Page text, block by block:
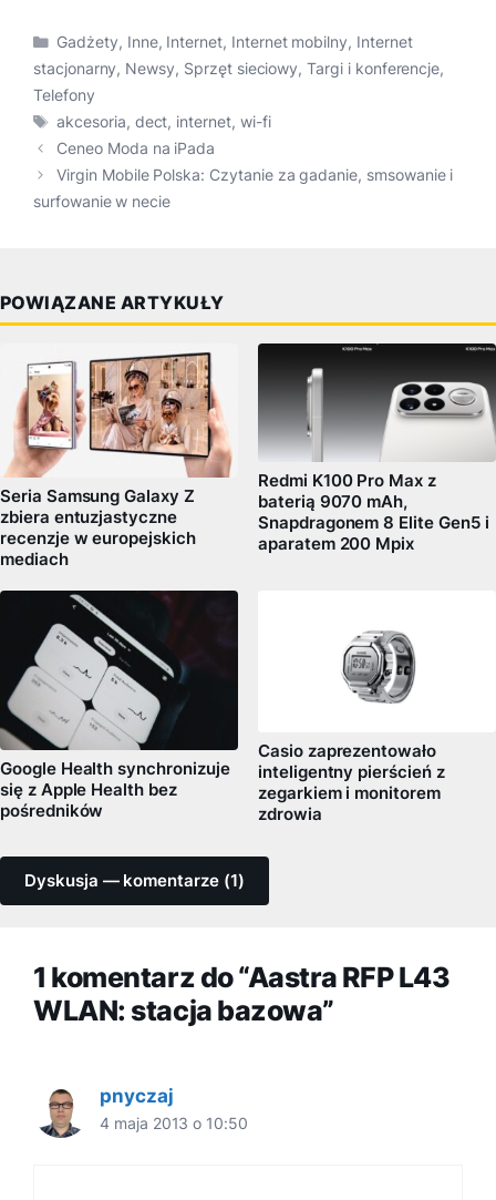
Kategorie
Gadżety, Inne, Internet, Internet mobilny, Internet
stacjonarny, Newsy, Sprzęt sieciowy,Targi i konferencje,
Telefony
Tagi
akcesoria, dect, internet, wi-fi
Ceneo Moda na iPada
Virgin Mobile Polska: Czytanie za gadanie, smsowanie i
surfowanie w necie
POWIĄZANE ARTYKUŁY
Seria Samsung Galaxy Z
zbiera entuzjastyczne
recenzje w europejskich
mediach
Redmi K100 Pro Max z
baterią 9070 mAh,
Snapdragonem 8 Elite Gen5 i
aparatem 200 Mpix
Google Health synchronizuje
się z Apple Health bez
pośredników
Casio zaprezentowało
inteligentny pierścień z
zegarkiem i monitorem
zdrowia
Dyskusja — komentarze (1)
1 komentarz do “Aastra RFP L43
WLAN: stacja bazowa”
pnyczaj
4 maja 2013 o 10:50